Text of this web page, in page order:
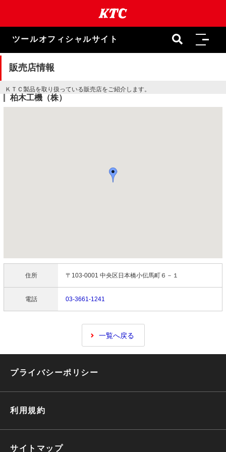
ま
キ
ツールオフィシャルサイト
販売店情報
ＫＴＣ製品を取り扱っている販売店をご紹介します。
柏木工機（株）
住所 〒103-0001 中央区日本橋小伝馬町６－１
電話 03-3661-1241
一覧へ戻る
プライバシーポリシー
利用規約
サイトマップ